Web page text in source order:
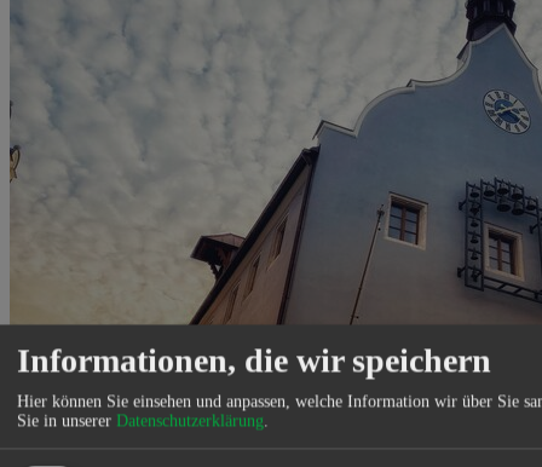
Informationen, die wir speichern
Hier können Sie einsehen und anpassen, welche Information wir über Sie
Sie in unserer Datenschutzerklärung.